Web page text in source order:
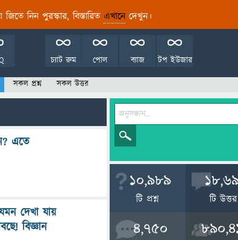
জিতে নিন পুরস্কার, বিস্তারিত এখানেদেখুন।
টপ ইউজার
ব্যাজ
পোল
চ্যাট রুম
সকল প্রশ্ন সকল উত্তর
এতে
দেখা যায়
বিজ্ঞান
10,989
টি প্রশ্ন টি উত্তর
4,750